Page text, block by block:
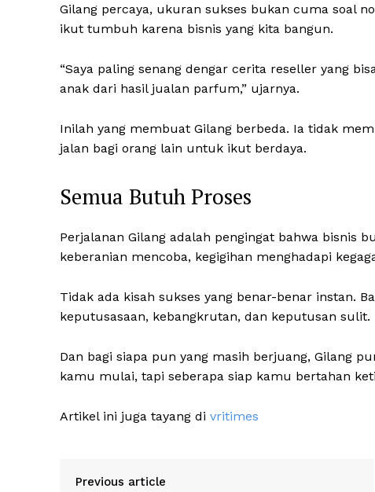
Gilang percaya, ukuran sukses bukan cuma soal
ikut tumbuh karena bisnis yang kita bangun.
“Saya paling senang dengar cerita reseller yang
anak dari hasil jualan parfum,” ujarnya.
Inilah yang membuat Gilang berbeda. Ia tidak
jalan bagi orang lain untuk ikut berdaya.
Semua Butuh Proses
Perjalanan Gilang adalah pengingat bahwa bisnis
keberanian mencoba, kegigihan menghadapi
Tidak ada kisah sukses yang benar-benar instan.
keputusasaan, kebangkrutan, dan keputusan sulit.
Dan bagi siapa pun yang masih berjuang, Gilang
kamu mulai, tapi seberapa siap kamu bertahan
Artikel ini juga tayang di vritimes
Previous article